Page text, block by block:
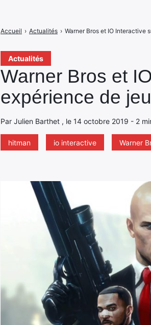
Actualités
Warner Bros et
expérience de jeu
Par Julien Barthet , le 14 octobre 2019 - 2
hitman io interactive Warner
Accueil › Actualités › Warner Bros et IO Interactive